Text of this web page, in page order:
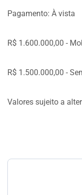
Pagamento: À vista
R$ 1.600.000,00 -
R$ 1.500.000,00 -
Valores sujeito a